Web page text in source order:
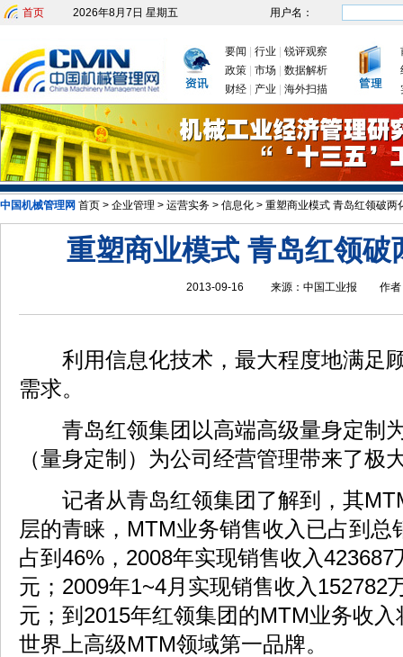
首页 2026年8月7日 星期五 用户名：
要闻 行业
锐评观察
政策
市场
数据解析
财经
产业 海外扫描
中国机械管理网 首页 > 企业管理 > 运营实务 > 信息化 > 重塑商业模式 青岛红领破两
发改委：九大举措有序推动企业复工
重塑商业模式 青岛红领破
2013-09-16 来源： 中国工业报 作者
利用信息化技术，最大程度地满足
需求。
青岛红领集团以高端高级量身定制
（量身定制）为公司经营管理带来了极
记者从青岛红领集团了解到，其
层的青睐，MTM业务销售收入已占到总
占到46%，2008年实现销售收入
元；2009年1~4月实现销售收入152782
元；到2015年红领集团的MTM业务收
世界上高级MTM领域第一品牌。